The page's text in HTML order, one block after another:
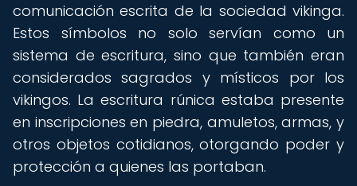
comunicación escrita de la sociedad vikinga.
Estos símbolos no solo servían como un
sistema de escritura, sino que también eran
considerados sagrados y místicos por los
vikingos. La escritura rúnica estaba presente
en inscripciones en piedra, amuletos, armas, y
otros objetos cotidianos, otorgando poder y
protección a quienes las portaban.